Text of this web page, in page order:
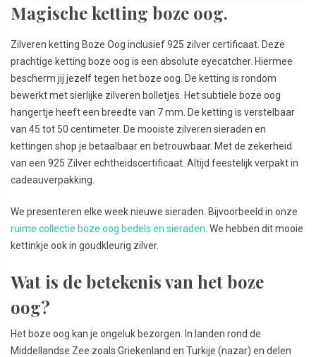
Magische ketting boze oog.
Zilveren ketting Boze Oog inclusief 925 zilver certificaat. Deze
prachtige ketting boze oog is een absolute eyecatcher. Hiermee
bescherm jij jezelf tegen het boze oog. De ketting is rondom
bewerkt met sierlijke zilveren bolletjes. Het subtiele boze oog
hangertje heeft een breedte van 7 mm. De ketting is verstelbaar
van 45 tot 50 centimeter. De mooiste zilveren sieraden en
kettingen shop je betaalbaar en betrouwbaar. Met de zekerheid
van een 925 Zilver echtheidscertificaat. Altijd feestelijk verpakt in
cadeauverpakking.
We presenteren elke week nieuwe sieraden. Bijvoorbeeld in onze
ruime collectie boze oog bedels en sieraden . We hebben dit mooie
kettinkje ook in goudkleurig zilver.
Wat is de betekenis van het boze
oog?
Het boze oog kan je ongeluk bezorgen. In landen rond de
Middellandse Zee zoals Griekenland en Turkije (nazar) en delen